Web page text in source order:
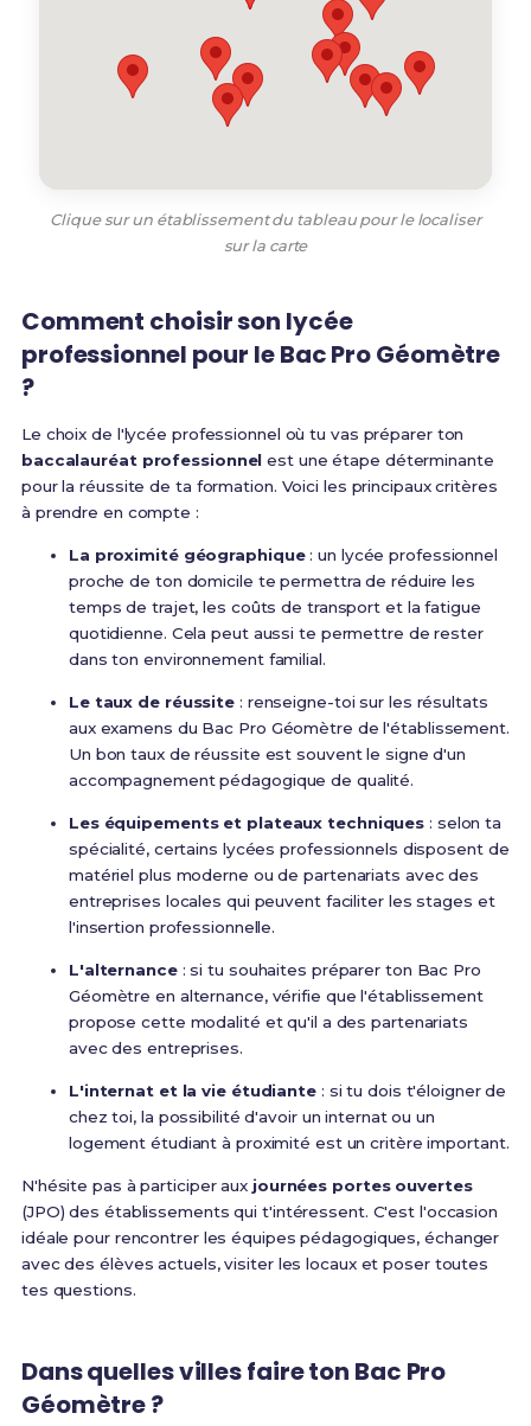
Clique sur un établissement du tableau pour le localiser
sur la carte
Comment choisir son lycée
professionnel pour le Bac Pro Géomètre
?
Le choix de l'lycée professionnel où tu vas préparer ton
baccalauréat professionnel est une étape déterminante
pour la réussite de ta formation. Voici les principaux critères
à prendre en compte :
La proximité géographique: un lycée professionnel
proche de ton domicile te permettra de réduire les
temps de trajet, les coûts de transport et la fatigue
quotidienne. Cela peut aussi te permettre de rester
dans ton environnement familial.
Le taux de réussite : renseigne-toi sur les résultats
aux examens du Bac Pro Géomètre de l'établissement.
Un bon taux de réussite est souvent le signe d'un
accompagnement pédagogique de qualité.
Les équipements et plateaux techniques : selon ta
spécialité, certains lycées professionnels disposent de
matériel plus moderne ou de partenariats avec des
entreprises locales qui peuvent faciliter les stages et
l'insertion professionnelle.
L'alternance: si tu souhaites préparer ton Bac Pro
Géomètre en alternance, vérifie que l'établissement
propose cette modalité et qu'il a des partenariats
avec des entreprises.
L'internat et la vie étudiante: si tu dois t'éloigner de
chez toi, la possibilité d'avoir un internat ou un
logement étudiant à proximité est un critère important.
N'hésite pas à participer aux journées portes ouvertes
(JPO) des établissements qui t'intéressent. C'est l'occasion
idéale pour rencontrer les équipes pédagogiques, échanger
avec des élèves actuels, visiter les locaux et poser toutes
tes questions.
Dans quelles villes faire ton Bac Pro
Géomètre ?